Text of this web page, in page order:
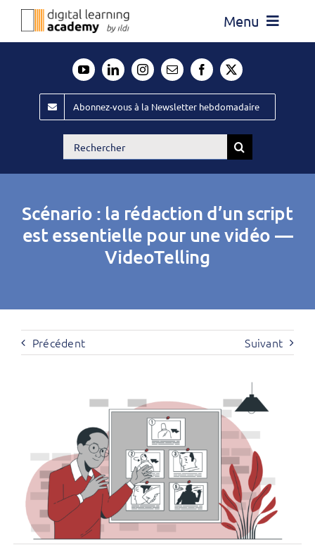
Passer
Menu
Évènements ILDI
Offres d’emploi
Publiez
Abonnez-vous à la Newsletter hebdomadaire
Rechercher:
Scénario : la rédaction d’un script
est essentielle pour une vidéo —
VideoTelling
Précédent Suivant